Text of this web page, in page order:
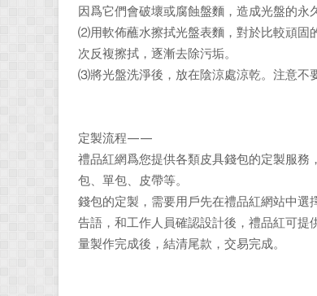
因爲它們會破壞或腐蝕盤麵，造成光盤的永
⑵用軟佈蘸水擦拭光盤表麵，對於比較頑固
次反複擦拭，逐漸去除污垢。
⑶將光盤洗淨後，放在陰涼處涼乾。注意不
定製流程——
禮品紅網爲您提供各類皮具錢包的定製服
包、單包、皮帶等。
錢包的定製，需要用戶先在禮品紅網站中選
告語，和工作人員確認設計後，禮品紅可
量製作完成後，結清尾款，交易完成。